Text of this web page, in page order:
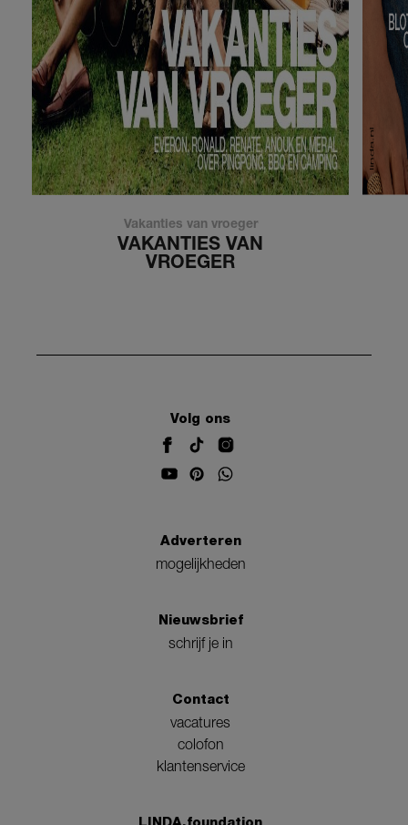
Vakanties van vroeger
VAKANTIES VAN
VROEGER
Volg ons
Adverteren
mogelijkheden
Nieuwsbrief
schrijf je in
Contact
vacatures
colofon
klantenservice